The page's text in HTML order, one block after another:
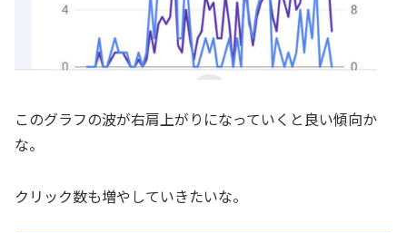
このグラフの波が右肩上がりになっていくと良い傾向か
な。
クリック数も増やしていきたいな。